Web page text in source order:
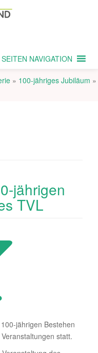
SEITEN NAVIGATION
» 100-jähriges Jubiläum »
jährigen
TVL
jährigen Bestehen
statt.